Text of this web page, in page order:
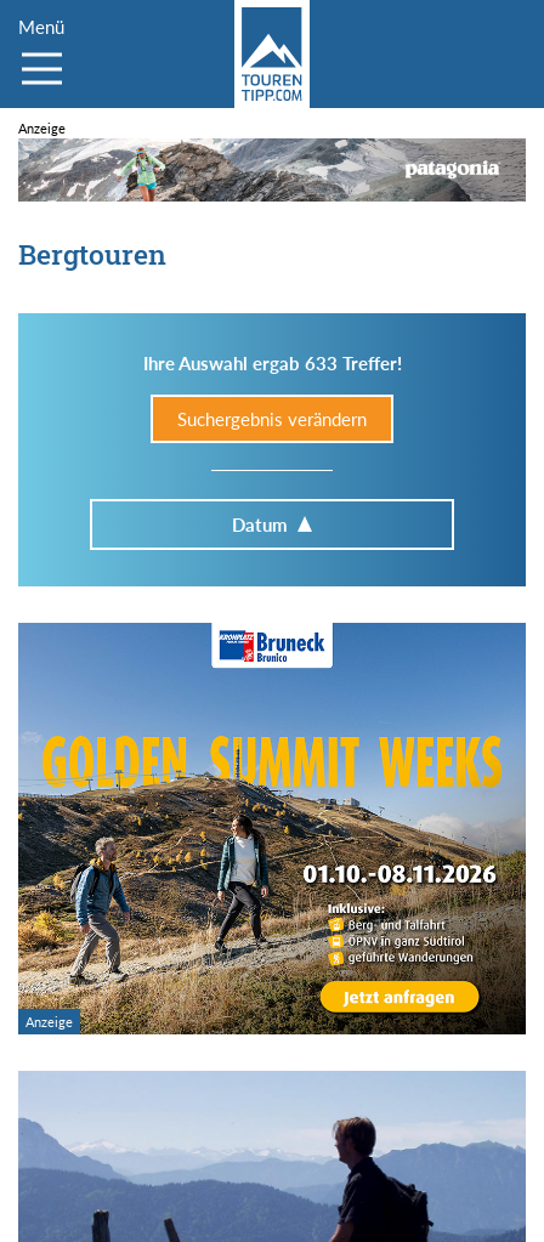
Menü
Bergtouren
Ihre Auswahl ergab 633 Treffer!
Suchergebnis verändern
Datum
Im Tourenarchiv suchen
Region:
Gebirge:
Art der Tour:
Kondition (Tourdauer):